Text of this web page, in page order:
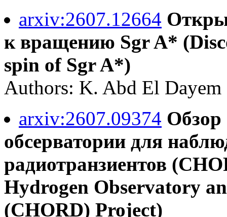
arxiv:2607.12664
к вращению Sgr A*
spin of Sgr A*)
Authors: K. Abd El Dayem
arxiv:2607.09374 Обзор
обсерватории для
радиотранзиентов
Hydrogen Observatory
(CHORD) Project)